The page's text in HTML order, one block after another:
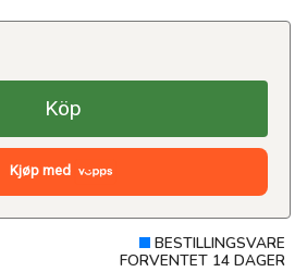
Köp
Kjøp med
BESTILLINGSVARE
FORVENTET 14 DAGER